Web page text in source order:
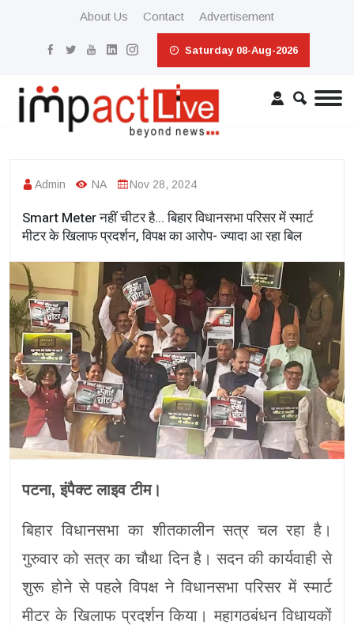
About Us Contact Advertisement
Saturday 08-Aug-2026
Admin NA Nov 28, 2024
Smart Meter नहीं चीटर है... बिहार विधानसभा परिसर में स्मार्ट
मीटर के खिलाफ प्रदर्शन, विपक्ष का आरोप- ज्यादा आ रहा बिल
पटना, इंपैक्ट लाइव टीम।
बिहार विधानसभा का शीतकालीन सत्र चल रहा है।
गुरुवार को सत्र का चौथा दिन है। सदन की कार्यवाही से
शुरू होने से पहले विपक्ष ने विधानसभा परिसर में स्मार्ट
मीटर के खिलाफ प्रदर्शन किया। महागठबंधन विधायकों